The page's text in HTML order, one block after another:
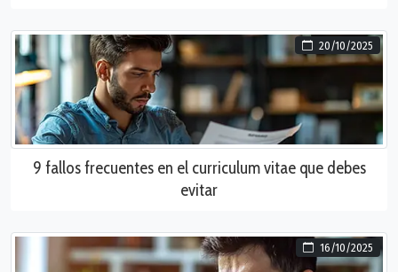
20/10/2025
9 fallos frecuentes en el curriculum vitae que debes
evitar
16/10/2025